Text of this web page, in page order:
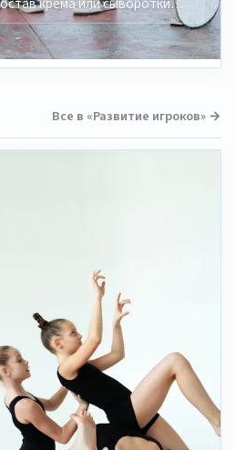
крема или сыворотки…
Все в «Развитие игроков» →